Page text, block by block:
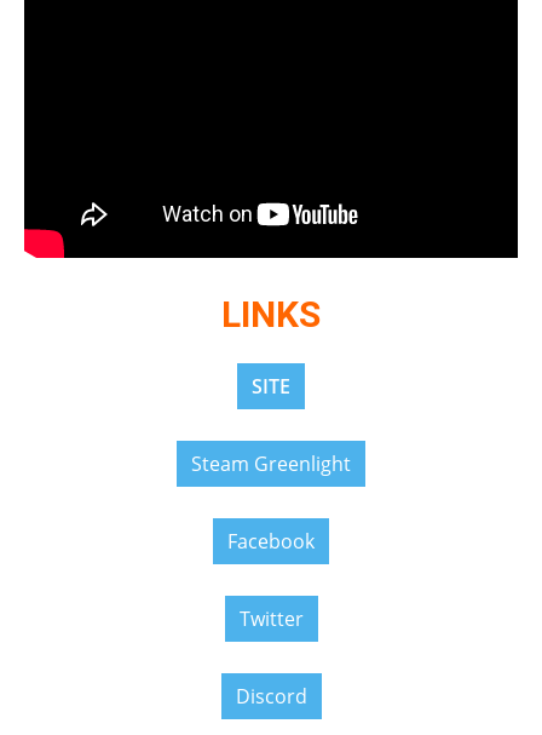
LINKS
SITE
Steam Greenlight
Facebook
Twitter
Discord